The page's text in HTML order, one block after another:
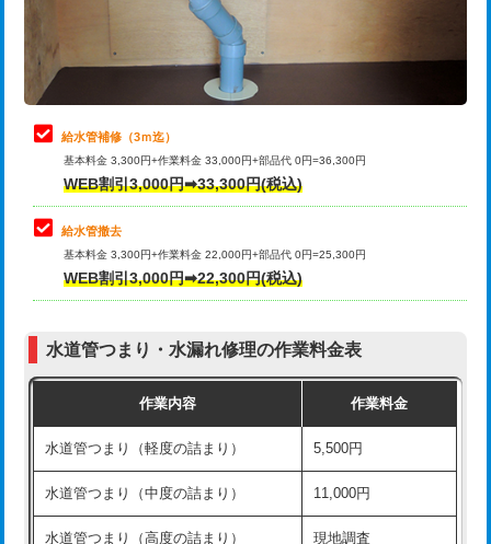
排水管工事（排水管工事/3ｍまで） 55,000円
排水管工事（追加 排水管工事/3ｍ超
マス交換（土の掘削・埋め戻し作業）
マス交換（深さ50㎝未満）
マス交換（深さ50㎝以上）
コンクリート斫り（厚さ10㎝まで）
モルタル補修（厚さ10㎝超え） 38,500円
洗面台設置 38,500円
化粧台設置 22,000円
止水・漏水調査・防水処理・清掃・修
理・調整・分解・加工など（軽作業）
11,000円
止水・漏水調査・防水処理・清掃・修
理・調整・分解・加工など（中作業）
止水・漏水調査・防水処理・清掃・修
理・調整・分解・加工など（重作業）
33,000円
その他部品の脱着
交換・取付（タンク）
式）)
式・ワンホール）)
交換・取付(排水栓・排水トラップ
22,000円+材料費
給水管補修（3ｍ迄）
基本料金 3,300円+作業料金 33,000円+部品代 0円=36,300円
WEB割引3,000円➡33,300円(税込)
給水管撤去
基本料金 3,300円+作業料金 22,000円+部品代 0円=25,300円
WEB割引3,000円➡22,300円(税込)
水道管つまり・水漏れ修理の作業料金表
作業内容 作業料金
水道管つまり（軽度の詰まり） 5,500円
水道管つまり（中度の詰まり） 11,000円
水道管つまり（高度の詰まり） 現地調査